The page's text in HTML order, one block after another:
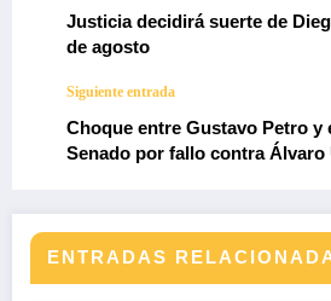
Justicia decidirá suerte de
de agosto
Siguiente entrada
Choque entre Gustavo Petro y
Senado por fallo contra Álvaro
ENTRADAS